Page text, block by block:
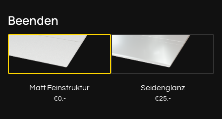
Beenden
Matt Feinstruktur
€0.-
Seidenglanz
€25.-